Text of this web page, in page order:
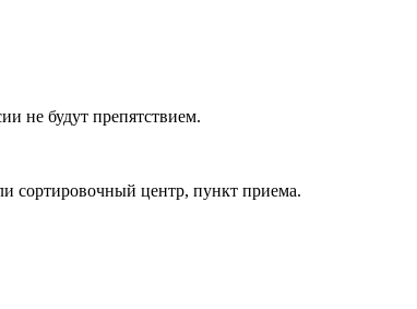
не будут препятствием.
сортировочный центр, пункт приема.